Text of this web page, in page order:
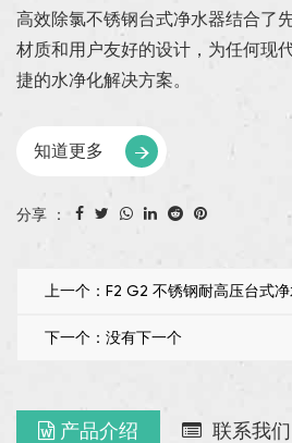
高效除氯不锈钢台式净水器结合了
材质和用户友好的设计，为任何现
捷的水净化解决方案。
知道更多
分享 ：
上一个：F2 G2 不锈钢耐高压台式
下一个：没有下一个
产品介绍 联系我们